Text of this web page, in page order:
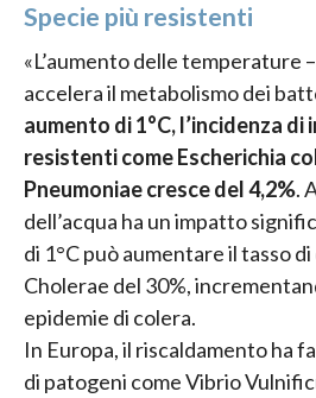
Specie più resistenti
«L’aumento delle temperature
accelera il metabolismo dei
aumento di 1°C, l’incidenza
resistenti come Escherichia
Pneumoniae cresce del 4,2%.
dell’acqua ha un impatto
di 1°C può aumentare il tasso
Cholerae del 30%,
epidemie di colera.
In Europa, il riscaldamento ha
di patogeni come Vibrio